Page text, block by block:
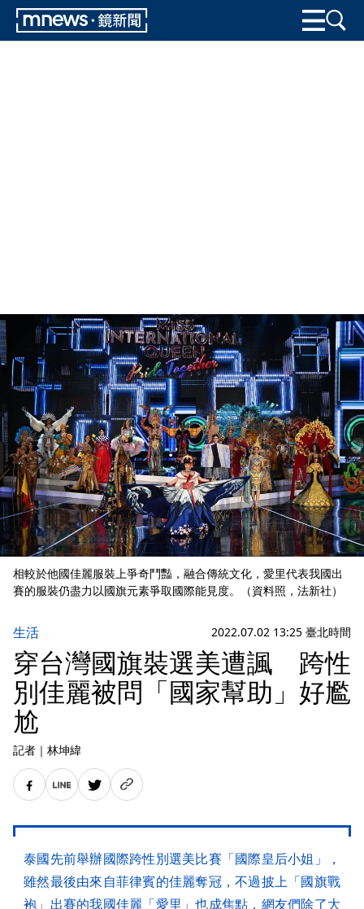
相較於他國佳麗服裝上爭奇鬥豔，融合傳統文化，愛里代表我國出
賽的服裝仍盡力以國旗元素爭取國際能見度。（資料照，法新社）
生活 2022.07.02 13:25 臺北時間
穿台灣國旗裝選美遭諷 跨性
別佳麗被問「國家幫助」好尷
尬
記者 ｜ 林坤緯
泰國先前舉辦國際跨性別選美比賽「國際皇后小姐」，
雖然最後由來自菲律賓的佳麗奪冠，不過披上「國旗戰
袍」出賽的我國佳麗「愛里」也成焦點，網友們除了大